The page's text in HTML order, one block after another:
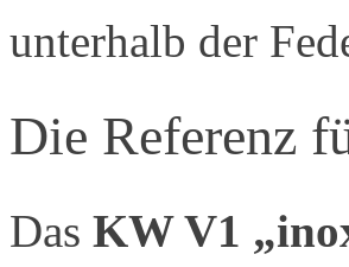
unterhalb der
Die Referenz
Das KW V1